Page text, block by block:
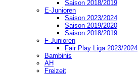
Saison 2018/2019
E-Junioren
Saison 2023/2024
Saison 2019/2020
Saison 2018/2019
F-Junioren
Fair Play Liga 2023/2024
Bambinis
AH
Freizeit